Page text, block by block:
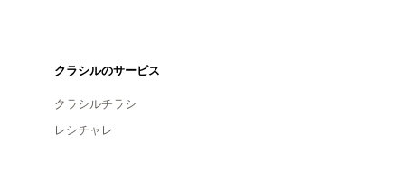
クラシルのサービス
クラシルチラシ
レシチャレ